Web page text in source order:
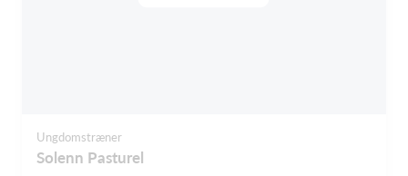
Ungdomstræner
Solenn Pasturel